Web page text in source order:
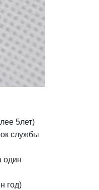
5лет)
службы
один
год)